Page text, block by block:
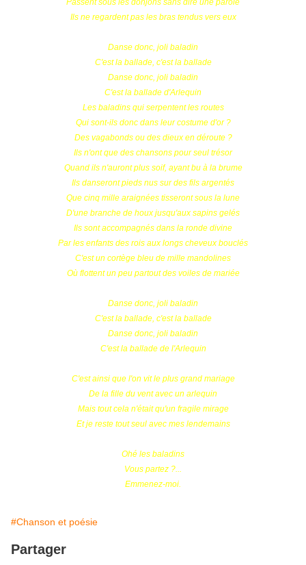
Passent sous les donjons sans dire une parole
Ils ne regardent pas les bras tendus vers eux
Danse donc, joli baladin
C'est la ballade, c'est la ballade
Danse donc, joli baladin
C'est la ballade d'Arlequin
Les baladins qui serpentent les routes
Qui sont-ils donc dans leur costume d'or ?
Des vagabonds ou des dieux en déroute ?
Ils n'ont que des chansons pour seul trésor
Quand ils n'auront plus soif, ayant bu à la brume
Ils danseront pieds nus sur des fils argentés
Que cinq mille araignées tisseront sous la lune
D'une branche de houx jusqu'aux sapins gelés
Ils sont accompagnés dans la ronde divine
Par les enfants des rois aux longs cheveux bouclés
C'est un cortège bleu de mille mandolines
Où flottent un peu partout des voiles de mariée
Danse donc, joli baladin
C'est la ballade, c'est la ballade
Danse donc, joli baladin
C'est la ballade de l'Arlequin
C'est ainsi que l'on vit le plus grand mariage
De la fille du vent avec un arlequin
Mais tout cela n'était qu'un fragile mirage
Et je reste tout seul avec mes lendemains
Ohé les baladins
Vous partez ?...
Emmenez-moi.
#Chanson et poésie
Partager